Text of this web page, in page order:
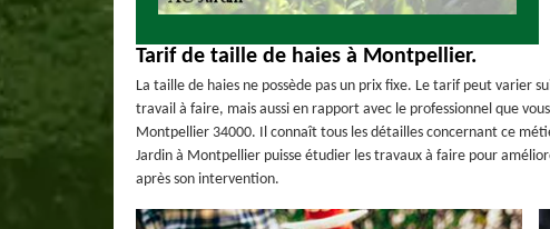
Tarif de taille de haies à Montpellier.
La taille de haies ne possède pas un prix fixe. Le tarif peut varier
travail à faire, mais aussi en rapport avec le professionnel que
Montpellier 34000. Il connaît tous les détailles concernant ce
Jardin à Montpellier puisse étudier les travaux à faire pour
après son intervention.